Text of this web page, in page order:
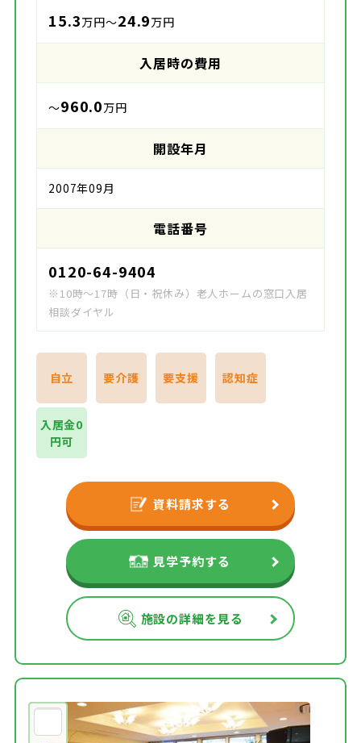
15.3万円～24.9万円
入居時の費用
～960.0万円
開設年月
2007年09月
電話番号
0120-64-9404
※10時～17時（日・祝休み）老人ホームの窓口入居
相談ダイヤル
自立 要介護 要支援 認知症
入居金0
円可
資料請求する
見学予約する
施設の詳細を見る